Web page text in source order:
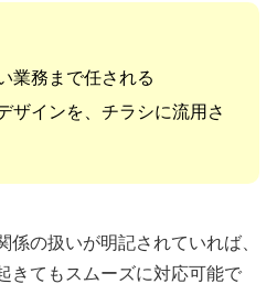
業務まで任される
ザインを、チラシに流用さ
の扱いが明記されていれば、
きてもスムーズに対応可能で